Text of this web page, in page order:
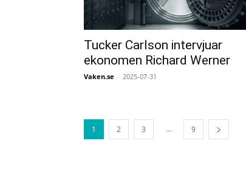
Tucker Carlson intervjuar
ekonomen Richard Werner
Vaken.se - 2025-07-31
1 2 3 ... 9